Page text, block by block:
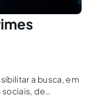
a busca, em
de